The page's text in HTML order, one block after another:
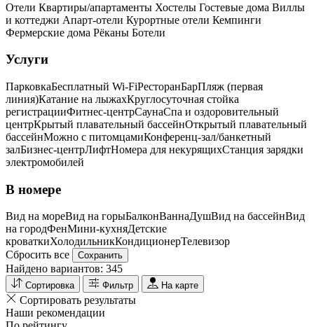
Отели Квартиры/апартаменты Хостелы Гостевые дома Виллы
и коттеджи Апарт-отели Курортные отели Кемпинги
Фермерские дома Рёканы Ботели
Услуги
ПарковкаБесплатный Wi-FiРесторанБарПляж (первая
линия)Катание на лыжахКруглосуточная стойка
регистрацииФитнес-центрСаунаСпа и оздоровительный
центрКрытый плавательный бассейнОткрытый плавательный
бассейнМожно с питомцамиКонференц-зал/банкетный
залБизнес-центрЛифтНомера для некурящихCтанция зарядки
электромобилей
В номере
Вид на мореВид на горыБалконВаннаДушВид на бассейнВид
на городФенМини-кухняДетские
кроваткиХолодильникКондиционерТелевизор
Сбросить все
Сохранить
Найдено вариантов: 345
Сортировка Фильтр На карте
Сортировать результаты
Наши рекомендации